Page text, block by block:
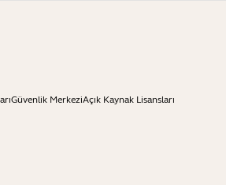
Güvenlik MerkeziAçık Kaynak Lisansları